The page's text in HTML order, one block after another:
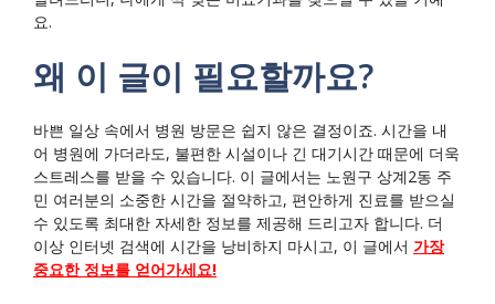
요.
왜 이 글이 필요할까요?
바쁜 일상 속에서 병원 방문은 쉽지 않은 결정이죠. 시간을 내
어 병원에 가더라도, 불편한 시설이나 긴 대기시간 때문에 더욱
스트레스를 받을 수 있습니다. 이 글에서는 노원구 상계2동 주
민 여러분의 소중한 시간을 절약하고, 편안하게 진료를 받으실
수 있도록 최대한 자세한 정보를 제공해 드리고자 합니다. 더
이상 인터넷 검색에 시간을 낭비하지 마시고, 이 글에서 가장
중요한 정보를 얻어가세요!